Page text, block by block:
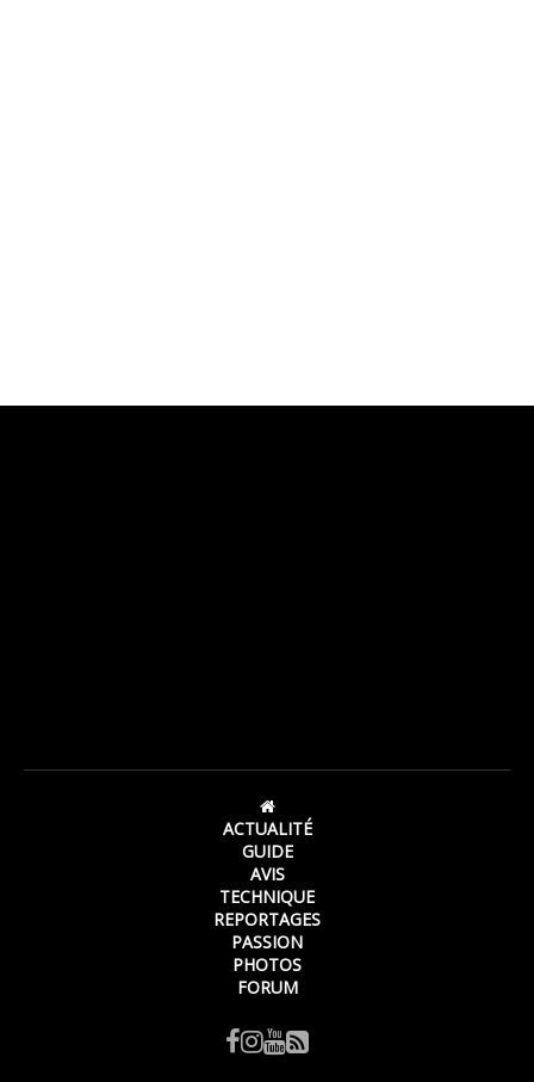
ACTUALITÉ
GUIDE
AVIS
TECHNIQUE
REPORTAGES
PASSION
PHOTOS
FORUM